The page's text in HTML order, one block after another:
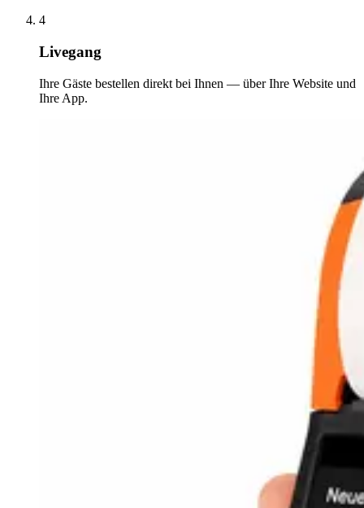
4
Livegang
Ihre Gäste bestellen direkt bei Ihnen — über Ihre Website und
Ihre App.